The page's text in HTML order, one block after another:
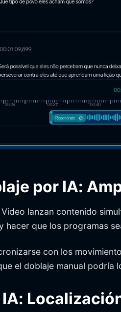
por IA:
lanzan contenido
que los programas
con los
el doblaje manual podría